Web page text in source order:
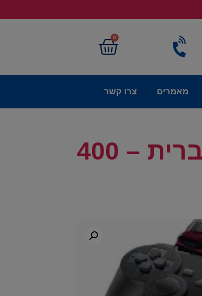
0
מאמרים צרו קשר
גמבוי בצורת גויסטיק עם מסך קטן בעברית – 400